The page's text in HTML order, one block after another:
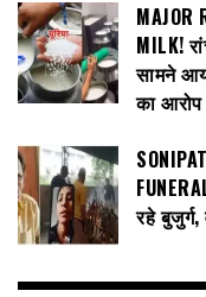
MAJOR
MILK!
सामने
का आरोप
रहे